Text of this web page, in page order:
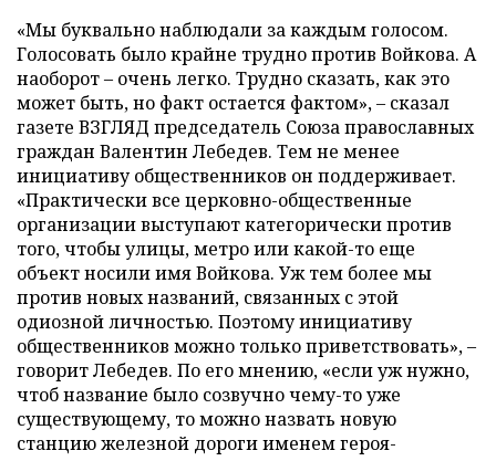
«Мы буквально наблюдали за каждым голосом.
Голосовать было крайне трудно против Войкова. А
наоборот – очень легко. Трудно сказать, как это
может быть, но факт остается фактом», – сказал
газете ВЗГЛЯД председатель Союза православных
граждан Валентин Лебедев. Тем не менее
инициативу общественников он поддерживает.
«Практически все церковно-общественные
организации выступают категорически против
того, чтобы улицы, метро или какой-то еще
объект носили имя Войкова. Уж тем более мы
против новых названий, связанных с этой
одиозной личностью. Поэтому инициативу
общественников можно только приветствовать», –
говорит Лебедев. По его мнению, «если уж нужно,
чтоб название было созвучно чему-то уже
существующему, то можно назвать новую
станцию железной дороги именем героя-